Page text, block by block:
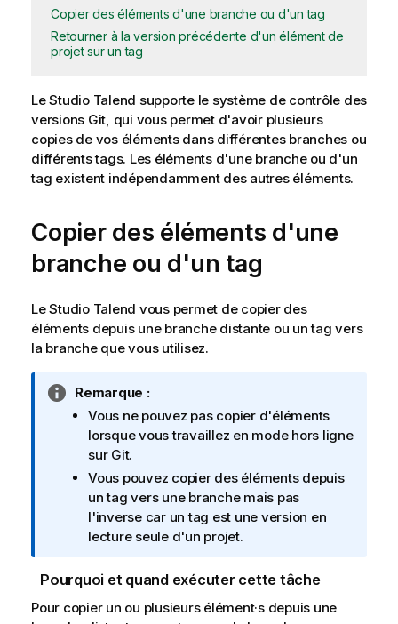
Copier des éléments d'une branche ou d'un tag
Retourner à la version précédente d'un élément de
projet sur un tag
LeStudio Talend supporte le système de contrôle des
versions Git, qui vous permet d'avoir plusieurs
copies de vos éléments dans différentes branches ou
différents tags. Les éléments d'une branche ou d'un
tag existent indépendamment des autres éléments.
Copier des éléments d'une
branche ou d'un tag
LeStudio Talend vous permet de copier des
éléments depuis une branche distante ou un tag vers
la branche que vous utilisez.
N
o
a
t
Remarque :
Vous ne pouvez pas copier d'éléments
lorsque vous travaillez en mode hors ligne
sur Git.
Vous pouvez copier des éléments depuis
un tag vers une branche mais pas
l'inverse car un tag est une version en
lecture seule d'un projet.
Pourquoi et quand exécuter cette tâche
Pour copier un ou plusieurs élément·s depuis une